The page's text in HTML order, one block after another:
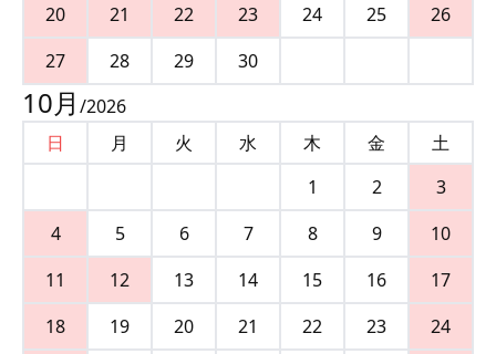
20
21 22 23 24 25
26
27
28 29 30
10月 /2026
日
月 火 水 木 金
土
1
2
3
4
5 6 7 8 9
10
11
12 13 14 15 16
17
18
19 20 21 22 23
24